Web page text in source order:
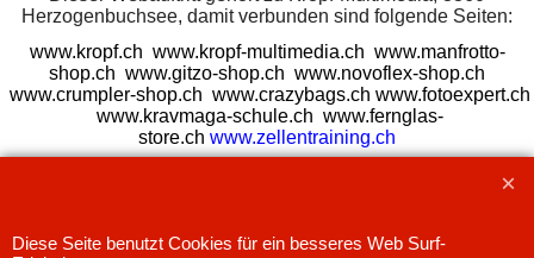
Herzogenbuchsee, damit verbunden sind folgende Seiten:
www.kropf.ch www.kropf-multimedia.ch www.manfrotto-
shop.ch www.gitzo-shop.ch www.novoflex-shop.ch
www.crumpler-shop.ch www.crazybags.ch www.fotoexpert.ch
www.kravmaga-schule.ch www.fernglas-
store.ch www.zellentraining.ch
WebShop erstellt mit
Diese Seite benutzt Cookies für ein besseres Web Surf-